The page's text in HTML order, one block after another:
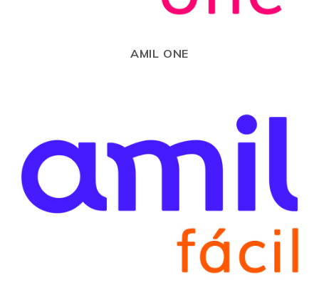
AMIL ONE